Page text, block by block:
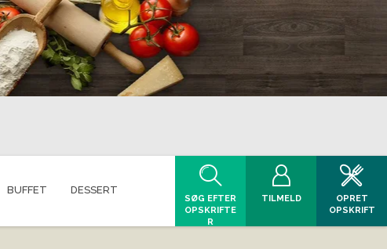
BUFFET DESSERT
SØG EFTER
OPSKRIFTE
R
TILMELD
OPRET
OPSKRIFT